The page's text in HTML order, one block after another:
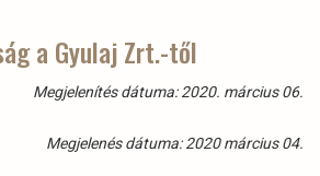
a Gyulaj Zrt.-től
Megjelenítés dátuma: 2020. március 06.
Megjelenés dátuma: 2020 március 04.